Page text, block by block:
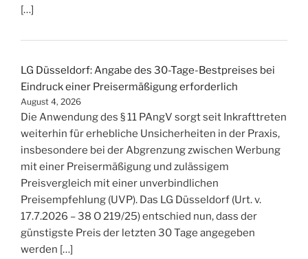
[…]
LG Düsseldorf: Angabe des 30-Tage-Bestpreises bei
Eindruck einer Preisermäßigung erforderlich
August 4, 2026
Die Anwendung des § 11 PAngV sorgt seit Inkrafttreten
weiterhin für erhebliche Unsicherheiten in der Praxis,
insbesondere bei der Abgrenzung zwischen Werbung
mit einer Preisermäßigung und zulässigem
Preisvergleich mit einer unverbindlichen
Preisempfehlung (UVP). Das LG Düsseldorf (Urt. v.
17.7.2026 – 38 O 219/25) entschied nun, dass der
günstigste Preis der letzten 30 Tage angegeben
werden […]